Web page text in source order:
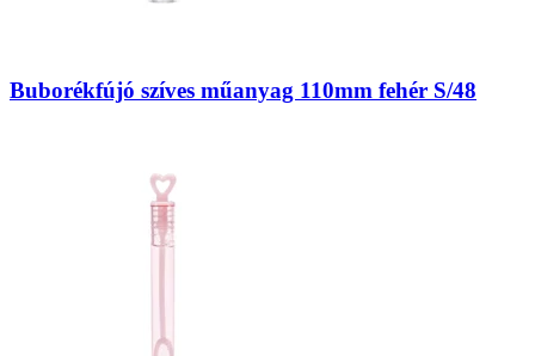
Buborékfújó szíves műanyag 110mm fehér S/48